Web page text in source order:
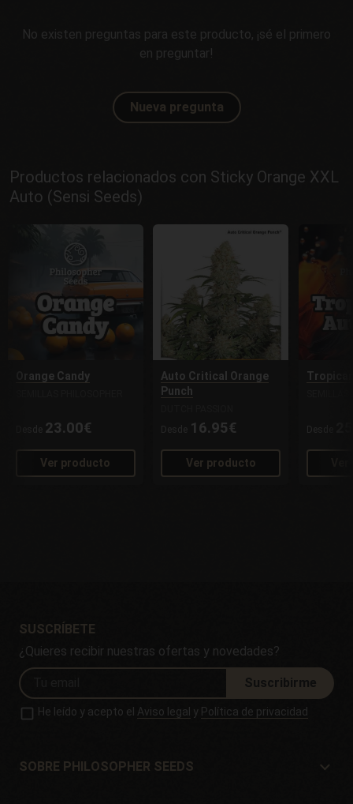
No existen preguntas para este producto, ¡sé el primero
en preguntar!
Nueva pregunta
Productos relacionados con Sticky Orange XXL
Auto (Sensi Seeds)
Orange Candy
Desde 23.00€
Ver producto
Auto Critical Orange
Punch
Desde
16.95€
Ver producto
Desde
SUSCRÍBETE
¿Quieres recibir nuestras ofertas y novedades?
Suscribirme
He leído y acepto el Aviso legal y Política de privacidad
SOBRE PHILOSOPHER SEEDS